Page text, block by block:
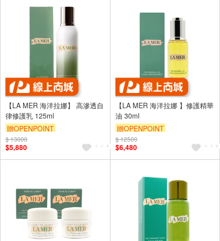
【LA MER 海洋拉娜】 高滲透自
律修護乳 125ml
贈OPENPOINT
$ 13000
$5,880
【LA MER 海洋拉娜 】修護精華
油 30ml
贈OPENPOINT
$ 12500
$6,480